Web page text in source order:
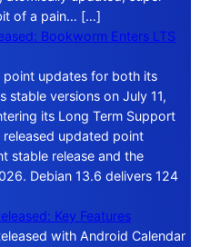
of a pain… […]
Bookworm Enters LTS
point updates for both its
stable versions on July 11,
its Long Term Support
updated point
stable release and the
Debian 13.6 delivers 124
Key Features
with Android Calendar